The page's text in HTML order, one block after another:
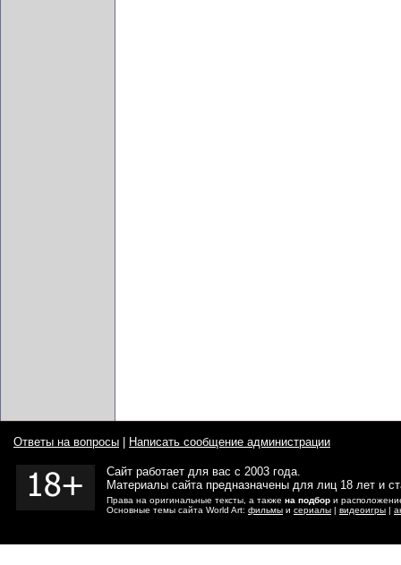
Ответы на вопросы Написать сообщение администрации
Сайт работает для вас с 2003 года.
Материалы сайта предназначены для лиц 18 лет и
Права на оригинальные тексты, а также на подбор и
Основные темы сайта World Art: фильмы и сериалы | видеоигры |